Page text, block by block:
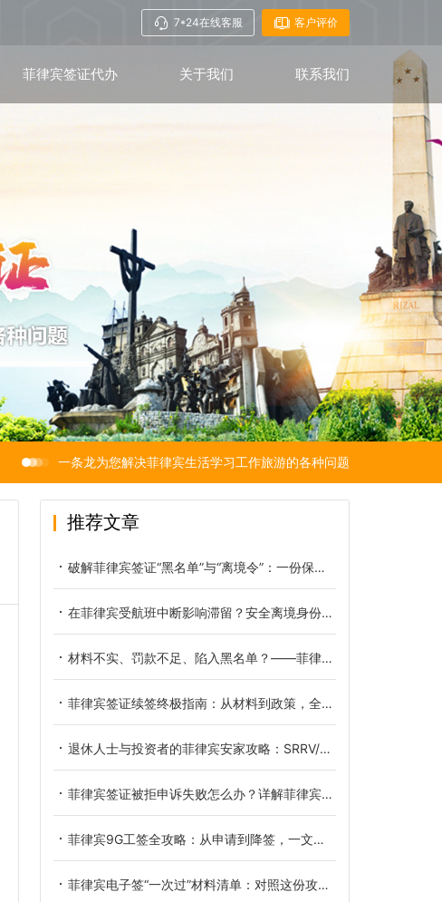
7*24在线客服 客户评价
菲律宾签证代办 关于我们 联系我们
一条龙为您解决菲律宾生活学习工作旅游的各种问题
推荐文章
破解菲律宾签证“黑名单”与“离境令”：一份保障你工作生活的自救攻略
在菲律宾受航班中断影响滞留？安全离境身份合法化指南
材料不实、罚款不足、陷入黑名单？——菲律宾签证逾期MR申请被拒全原因避坑指南
菲律宾签证续签终极指南：从材料到政策，全面避开拒签雷区
退休人士与投资者的菲律宾安家攻略：SRRV/SIRV永居签证申请与合规房产购置最佳路径
菲律宾签证被拒申诉失败怎么办？详解菲律宾签证拒签后的正确复议路径
菲律宾9G工签全攻略：从申请到降签，一文看懂所有流程
菲律宾电子签“一次过”材料清单：对照这份攻略，自己也能轻松搞定